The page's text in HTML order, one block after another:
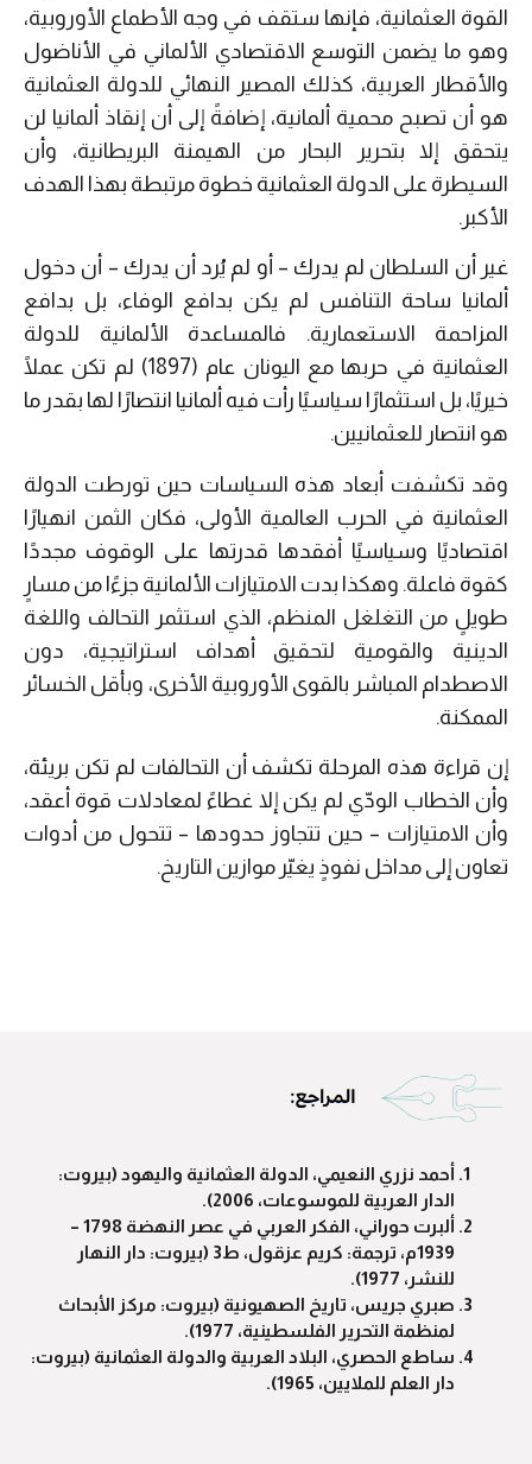
القوة العثمانية، فإنها ستقف في وجه الأطماع الأوروبية،
وهو ما يضمن التوسع الاقتصادي الألماني في الأناضول
والأقطار العربية، كذلك المصير النهائي للدولة العثمانية
هو أن تصبح محمية ألمانية، إضافةً إلى أن إنقاذ ألمانيا لن
يتحقق إلا بتحرير البحار من الهيمنة البريطانية، وأن
السيطرة على الدولة العثمانية خطوة مرتبطة بهذا الهدف
الأكبر.
غير أن السلطان لم يدرك – أو لم يُرد أن يدرك – أن دخول
ألمانيا ساحة التنافس لم يكن بدافع الوفاء، بل بدافع
المزاحمة الاستعمارية. فالمساعدة الألمانية للدولة
العثمانية في حربها مع اليونان عام (1897)
لم تكن عملًا
خيريًا، بل استثمارًا سياسيًا رأت فيه ألمانيا انتصارًا لها بقدر ما
هو انتصار للعثمانيين.
وقد تكشفت أبعاد هذه السياسات حين تورطت الدولة
العثمانية في الحرب العالمية الأولى، فكان الثمن انهيارًا
اقتصاديًا وسياسيًا أفقدها قدرتها على الوقوف مجددًا
كقوة فاعلة. وهكذا بدت الامتيازات الألمانية جزءًا من مسارٍ
طويلٍ من التغلغل المنظم، الذي استثمر التحالف واللغة
الدينية والقومية لتحقيق أهداف استراتيجية، دون
الاصطدام المباشر بالقوى الأوروبية الأخرى، وبأقل الخسائر
الممكنة.
إن قراءة هذه المرحلة تكشف أن التحالفات لم تكن بريئة،
وأن الخطاب الودّي لم يكن إلا غطاءً لمعادلات قوة أعقد،
وأن الامتيازات – حين تتجاوز حدودها – تتحول من أدوات
تعاون إلى مداخل نفوذٍ يغيّر موازين التاريخ.
أحمد نزري النعيمي، الدولة العثمانية واليهود (بيروت:
الدار العربية للموسوعات، 2006)
.
ألبرت حوراني، الفكر العربي في عصر النهضة 1798
–
1939م، ترجمة: كريم عزقول، ط3
(بيروت: دار النهار
للنشر، 1977)
.
صبري جريس، تاريخ الصهيونية (بيروت: مركز الأبحاث
لمنظمة التحرير الفلسطينية، 1977)
.
ساطع الحصري، البلاد العربية والدولة العثمانية (بيروت:
دار العلم للملايين، 1965)
.